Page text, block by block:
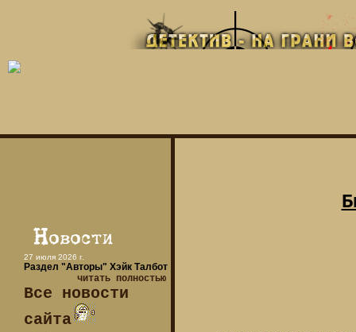
27 июля 2026 г.
Раздел "Авторы" Хэйк Талбот
читать полностью
Все новости
сайта